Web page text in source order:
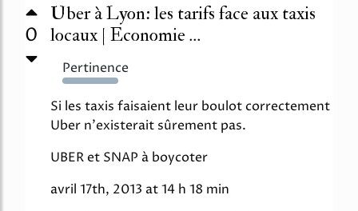
0
Uber à Lyon: les tarifs face aux taxis
locaux | Economie ...
Pertinence
206%
Si les taxis faisaient leur boulot correctement
Uber n'existerait sûrement pas.
UBER et SNAP à boycoter
avril 17th, 2013 at 14 h 18 min